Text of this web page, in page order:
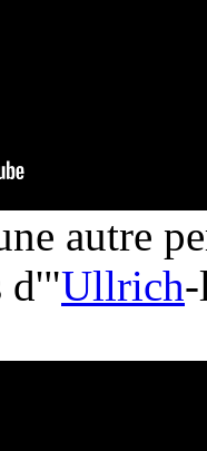
autre
d'"Ullrich